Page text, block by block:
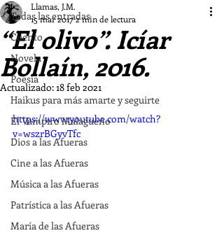
Todas las entradas
Cuento
Novela
Poesía
Haikus para más amarte y seguirte
El Vampiro Malagueño
Dios a las Afueras
Cine a las Afueras
Música a las Afueras
Patrística a las Afueras
María de las Afueras
“El olivo”. Icíar
Bollaín, 2016.
Llamas, J.M.
15 mar 20172 min de lectura
Actualizado:18 feb 2021
https://www.youtube.com/watch?
v=wszrBGyvTfc